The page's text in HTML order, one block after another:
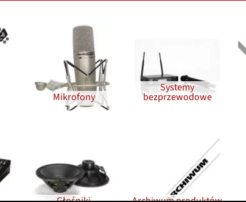
Mikrofony
Systemy
bezprzewodowe